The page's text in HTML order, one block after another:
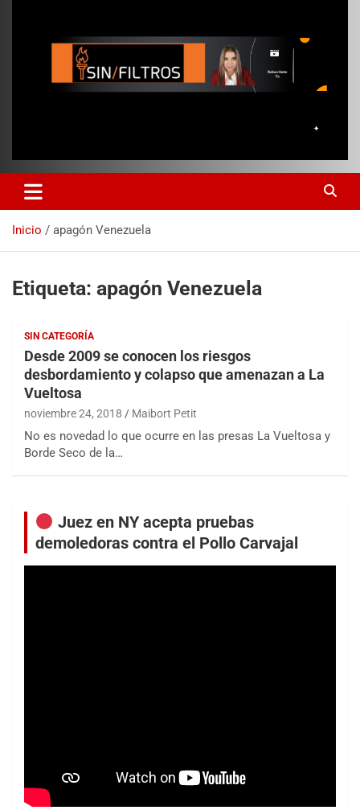
Inicio apagón Venezuela
Etiqueta: apagón Venezuela
SIN CATEGORÍA
Desde 2009 se conocen los riesgos
desbordamiento y colapso que amenazan a La
Vueltosa
noviembre 24, 2018 Maibort Petit
No es novedad lo que ocurre en las presas La Vueltosa y
Borde Seco de la…
Juez en NY acepta pruebas
demoledoras contra el Pollo Carvajal